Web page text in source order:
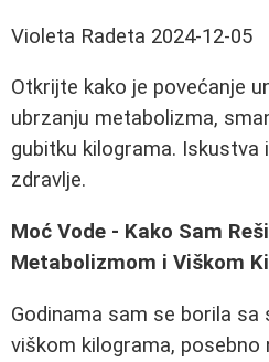
Violeta Radeta 2024-12-05
Otkrijte kako je povećanje
ubrzanju metabolizma,
gubitku kilograma. Iskustva
zdravlje.
Moć Vode - Kako Sam
Metabolizmom i Viškom
Godinama sam se borila
viškom kilograma, posebno